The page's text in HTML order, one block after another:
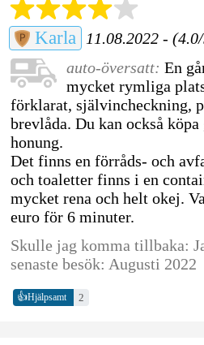
Karla
11.08.2022 -
auto-översatt: En
mycket rymliga
förklarat, självincheckning,
brevlåda. Du kan också köpa
honung.
Det finns en förråds- och
och toaletter finns i en
mycket rena och helt okej.
euro för 6 minuter.
Skulle jag komma tillbaka:
senaste besök: Augusti 2022
👍Hjälpsamt 2